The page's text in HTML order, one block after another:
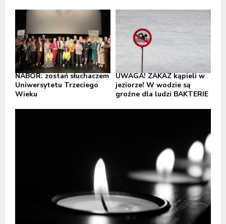
NABÓR: zostań słuchaczem
Uniwersytetu Trzeciego
Wieku
UWAGA! ZAKAZ kąpieli w
jeziorze! W wodzie są
groźne dla ludzi BAKTERIE